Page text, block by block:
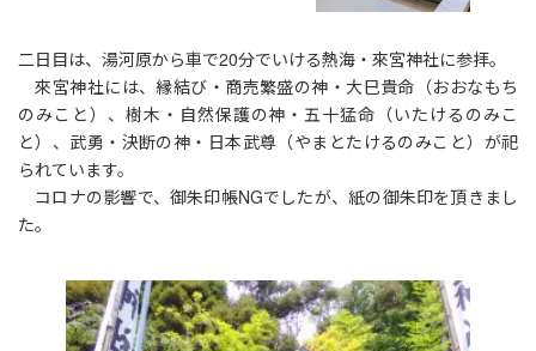
二日目は、湯河原から車で20分でいける熱海・來宮神社に参拝。
來宮神社には、縁結び・商売繁盛の神・大巳貴命（おおなもち
のみこと）、樹木・自然保護の神・五十猛命（いたけるのみこ
と）、武勇・決断の神・日本武尊（やまとたけるのみこと）が祀
られています。
コロナの影響で、御朱印帳NGでしたが、紙の御朱印を頂きまし
た。